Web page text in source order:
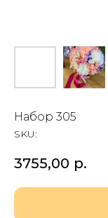
Набор 305
SKU:
3755,00 р.